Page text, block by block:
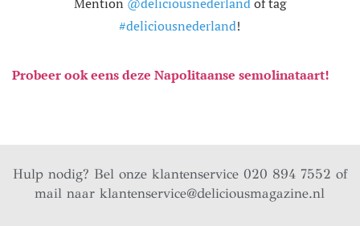
#deliciousnederland!
Probeer ook eens deze Napolitaanse semolinataart!
Hulp nodig? Bel onze klantenservice 020 894 7552 of
mail naarklantenservice@deliciousmagazine.nl